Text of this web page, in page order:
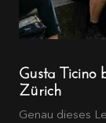
Gusta Ticino
Zürich
Genau dieses